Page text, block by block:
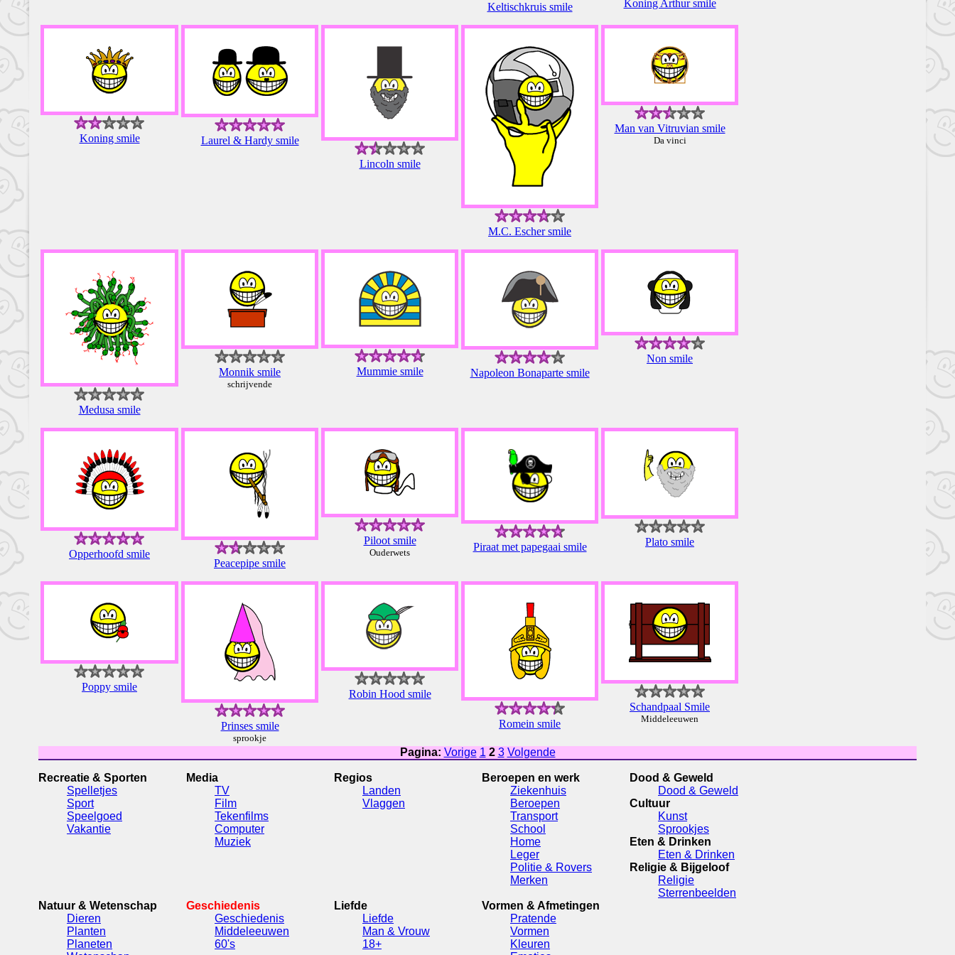
Keltischkruis smile Koning Arthur smile
Koning smile
Laurel & Hardy smile
Lincoln smile
M.C. Escher smile
Man van Vitruvian smile
Da vinci
Medusa smile
Monnik smile
schrijvende
Mummie smile Napoleon Bonaparte smile
Non smile
Opperhoofd smile
Peacepipe smile
Piloot smile
Ouderwets Piraat met papegaai smile Plato smile
Poppy smile
Prinses smile
sprookje
Robin Hood smile
Romein smile
Schandpaal Smile
Middeleeuwen
Pagina: Vorige 1 2 3 Volgende
Recreatie & Sporten
Spelletjes
Sport
Speelgoed
Vakantie
Media
TV
Film
Tekenfilms
Computer
Muziek
Regios
Landen
Vlaggen
Beroepen en werk
Ziekenhuis
Beroepen
Transport
School
Home
Leger
Politie & Rovers
Merken
Dood & Geweld
Dood & Geweld
Cultuur
Kunst
Sprookjes
Eten & Drinken
Eten & Drinken
Religie & Bijgeloof
Religie
Sterrenbeelden
Natuur & Wetenschap
Dieren
Planten
Planeten
Geschiedenis
Geschiedenis
Middeleeuwen
60's
Liefde
Liefde
Man & Vrouw
18+
Vormen & Afmetingen
Pratende
Vormen
Kleuren